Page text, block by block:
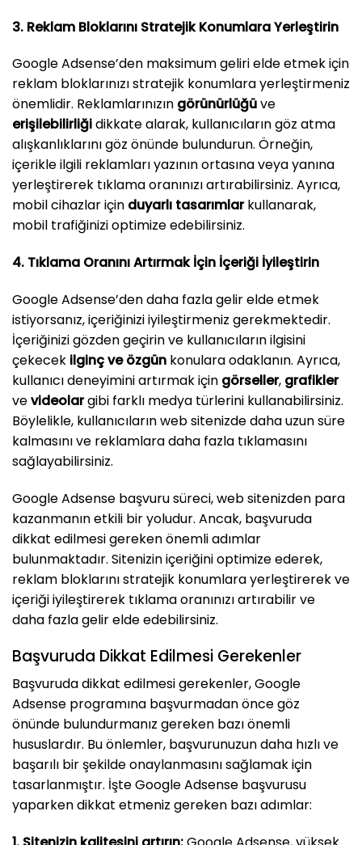
3. Reklam Bloklarını Stratejik Konumlara Yerleştirin
Google Adsense’den maksimum geliri elde etmek için
reklam bloklarınızı stratejik konumlara yerleştirmeniz
önemlidir. Reklamlarınızın görünürlüğüve
erişilebilirliğidikkate alarak, kullanıcıların göz atma
alışkanlıklarını göz önünde bulundurun. Örneğin,
içerikle ilgili reklamları yazının ortasına veya yanına
yerleştirerek tıklama oranınızı artırabilirsiniz. Ayrıca,
mobil cihazlar için duyarlı tasarımlarkullanarak,
mobil trafiğinizi optimize edebilirsiniz.
4. Tıklama Oranını Artırmak İçin İçeriği İyileştirin
Google Adsense’den daha fazla gelir elde etmek
istiyorsanız, içeriğinizi iyileştirmeniz gerekmektedir.
İçeriğinizi gözden geçirin ve kullanıcıların ilgisini
çekecek ilginç ve özgün konulara odaklanın. Ayrıca,
kullanıcı deneyimini artırmak için görseller, grafikler
vevideolargibi farklı medya türlerini kullanabilirsiniz.
Böylelikle, kullanıcıların web sitenizde daha uzun süre
kalmasını ve reklamlara daha fazla tıklamasını
sağlayabilirsiniz.
Google Adsense başvuru süreci, web sitenizden para
kazanmanın etkili bir yoludur. Ancak, başvuruda
dikkat edilmesi gereken önemli adımlar
bulunmaktadır. Sitenizin içeriğini optimize ederek,
reklam bloklarını stratejik konumlara yerleştirerek ve
içeriği iyileştirerek tıklama oranınızı artırabilir ve
daha fazla gelir elde edebilirsiniz.
Başvuruda Dikkat Edilmesi Gerekenler
Başvuruda dikkat edilmesi gerekenler, Google
Adsense programına başvurmadan önce göz
önünde bulundurmanız gereken bazı önemli
hususlardır. Bu önlemler, başvurunuzun daha hızlı ve
başarılı bir şekilde onaylanmasını sağlamak için
tasarlanmıştır. İşte Google Adsense başvurusu
yaparken dikkat etmeniz gereken bazı adımlar: